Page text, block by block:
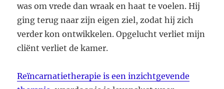
was om vrede dan wraak en haat te voelen. Hij
ging terug naar zijn eigen ziel, zodat hij zich
verder kon ontwikkelen. Opgelucht verliet mijn
cliënt verliet de kamer.
Reïncarnatietherapie is een inzichtgevende